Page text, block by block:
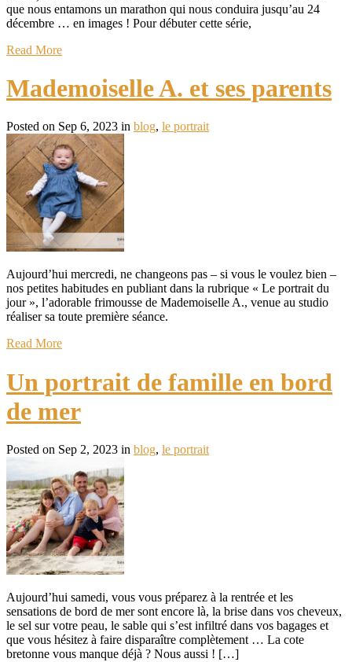
que nous entamons un marathon qui nous conduira jusqu’au 24
décembre … en images ! Pour débuter cette série,
Read More
Mademoiselle A. et ses parents
Posted on Sep 6, 2023 in blog, le portrait
Aujourd’hui mercredi, ne changeons pas – si vous le voulez bien –
nos petites habitudes en publiant dans la rubrique « Le portrait du
jour », l’adorable frimousse de Mademoiselle A., venue au studio
réaliser sa toute première séance.
Read More
Un portrait de famille en bord
de mer
Posted on Sep 2, 2023 in blog, le portrait
Aujourd’hui samedi, vous vous préparez à la rentrée et les
sensations de bord de mer sont encore là, la brise dans vos cheveux,
le sel sur votre peau, le sable qui s’est infiltré dans vos bagages et
que vous hésitez à faire disparaître complètement … La cote
bretonne vous manque déjà ? Nous aussi ! […]